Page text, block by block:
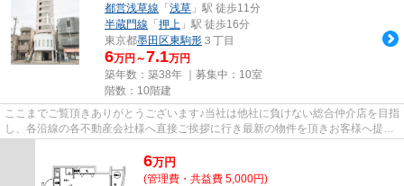
都営浅草線 「 浅草 」駅 徒歩11分
半蔵門線 「 押上 」駅 徒歩16分
東京都墨田区東駒形 ３丁目
6万円～7.1万円
築年数：築38年 ｜募集中： 10室
階数：10階建
ここまでご覧頂きありがとうございます♪当社は他社に負けない総合仲介店を目指
し、各沿線の各不動産会社様へ直接ご挨拶に行き最新の物件を頂きお客様へ提供
6万円
(管理費・共益費 5,000円)